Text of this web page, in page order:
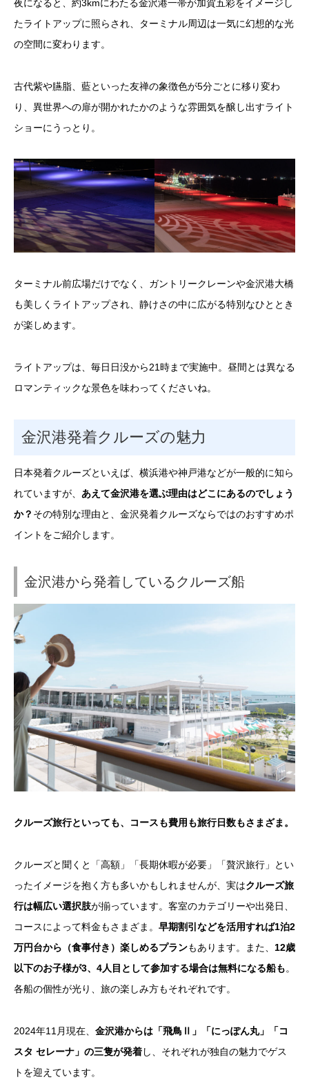
夜になると、約3kmにわたる金沢港一帯が加賀五彩をイメージし
たライトアップに照らされ、ターミナル周辺は一気に幻想的な光
の空間に変わります。
古代紫や臙脂、藍といった友禅の象徴色が5分ごとに移り変わ
り、異世界への扉が開かれたかのような雰囲気を醸し出すライト
ショーにうっとり。
ターミナル前広場だけでなく、ガントリークレーンや金沢港大橋
も美しくライトアップされ、静けさの中に広がる特別なひととき
が楽しめます。
ライトアップは、毎日日没から21時まで実施中。昼間とは異なる
ロマンティックな景色を味わってくださいね。
金沢港発着クルーズの魅力
日本発着クルーズといえば、横浜港や神戸港などが一般的に知ら
れていますが、 あえて金沢港を選ぶ理由はどこにあるのでしょう
か？ その特別な理由と、金沢発着クルーズならではのおすすめポ
イントをご紹介します。
金沢港から発着しているクルーズ船
クルーズ旅行といっても、コースも費用も旅行日数もさまざま。
クルーズと聞くと「高額」「長期休暇が必要」「贅沢旅行」とい
ったイメージを抱く方も多いかもしれませんが、実はクルーズ旅
行は幅広い選択肢が揃っています。客室のカテゴリーや出発日、
コースによって料金もさまざま。 早期割引などを活用すれば1泊2
万円台から（食事付き）楽しめるプランもあります。また、 12歳
以下のお子様が3、4人目として参加する場合は無料になる船も。
各船の個性が光り、旅の楽しみ方もそれぞれです。
2024年11月現在、 金沢港からは「飛鳥Ⅱ」「にっぽん丸」「コ
スタ セレーナ」の三隻が発着し、それぞれが独自の魅力でゲス
トを迎えています。